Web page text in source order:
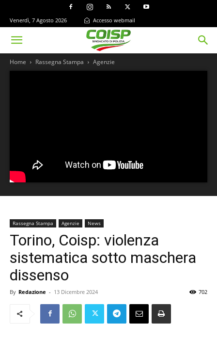
Venerdì, 7 Agosto 2026 Accesso webmail
Home Rassegna Stampa Agenzie
Rassegna Stampa Agenzie News
Torino, Coisp: violenza
sistematica sotto maschera
dissenso
By Redazione - 13 Dicembre 2024 702